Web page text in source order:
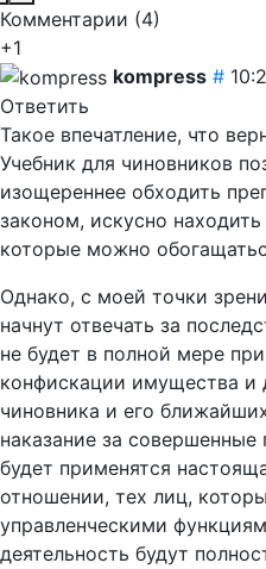
Комментарии (4)
+1
kompress #
Ответить
Такое впечатление, что
Учебник для чиновников
изощереннее обходить
законом, искусно
которые можно
Однако, с моей точки
начнут отвечать за
не будет в полной мере
конфискации имущества и
чиновника и его
наказание за совершенные
будет применятся
отношении, тех лиц,
управленческими
деятельность будут